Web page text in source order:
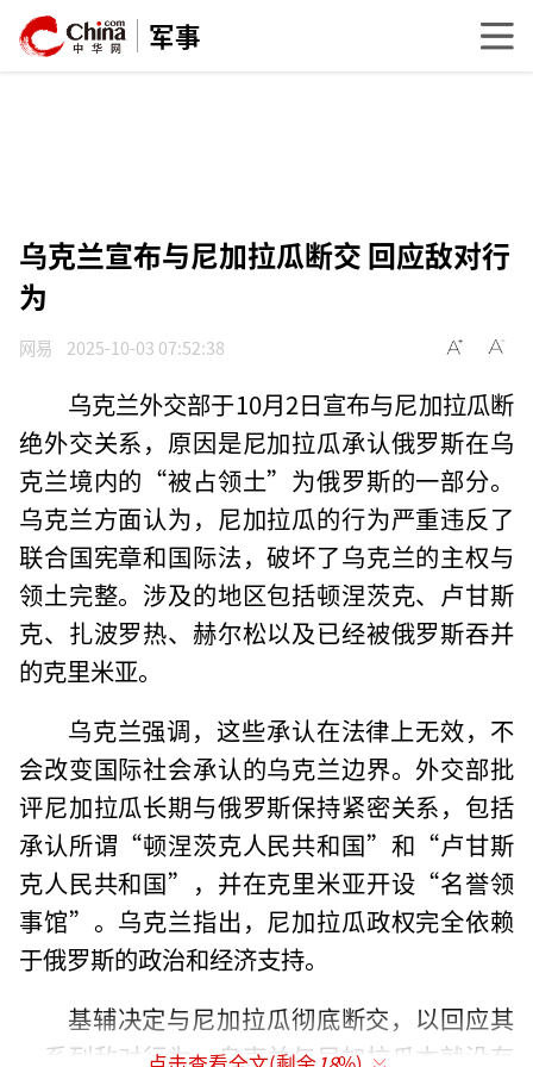
军事
乌克兰宣布与尼加拉瓜断交 回应敌对行
为
网易 2025-10-03 07:52:38
乌克兰外交部于10月2日宣布与尼加拉瓜断
绝外交关系，原因是尼加拉瓜承认俄罗斯在乌
克兰境内的“被占领土”为俄罗斯的一部分。
乌克兰方面认为，尼加拉瓜的行为严重违反了
联合国宪章和国际法，破坏了乌克兰的主权与
领土完整。涉及的地区包括顿涅茨克、卢甘斯
克、扎波罗热、赫尔松以及已经被俄罗斯吞并
的克里米亚。
乌克兰强调，这些承认在法律上无效，不
会改变国际社会承认的乌克兰边界。外交部批
评尼加拉瓜长期与俄罗斯保持紧密关系，包括
承认所谓“顿涅茨克人民共和国”和“卢甘斯
克人民共和国”，并在克里米亚开设“名誉领
事馆”。乌克兰指出，尼加拉瓜政权完全依赖
于俄罗斯的政治和经济支持。
基辅决定与尼加拉瓜彻底断交，以回应其
一系列敌对行为。乌克兰与尼加拉瓜本就没有